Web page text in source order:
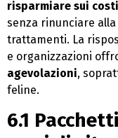
risparmiare sui
senza rinunciare alla
trattamenti. La
e organizzazioni
agevolazioni,
feline.
6.1